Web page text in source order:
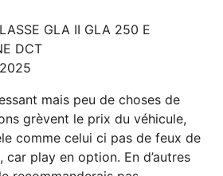
GLA II GLA 250 E
DCT
mais peu de choses de
grèvent le prix du véhicule,
comme celui ci pas de feux de
play en option. En d’autres